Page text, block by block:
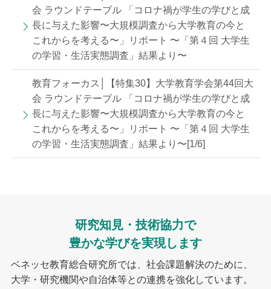
会 ラウンドテーブル 「コロナ禍が学生の学びと成
長に与えた影響〜大規模調査から大学教育の今と
これからを考える〜」リポート 〜「第４回 大学生
の学習・生活実態調査」結果より〜
教育フォーカス│【特集30】大学教育学会第44回大
会 ラウンドテーブル 「コロナ禍が学生の学びと成
長に与えた影響〜大規模調査から大学教育の今と
これからを考える〜」リポート 〜「第４回 大学生
の学習・生活実態調査」結果より〜[1/6]
研究知見・技術協力で
豊かな学びを実現します
ベネッセ教育総合研究所では、社会課題解決のために、
大学・研究機関や自治体等との連携を強化しています。